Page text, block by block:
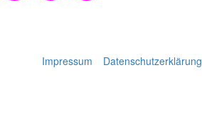
Impressum Datenschutzerklärung